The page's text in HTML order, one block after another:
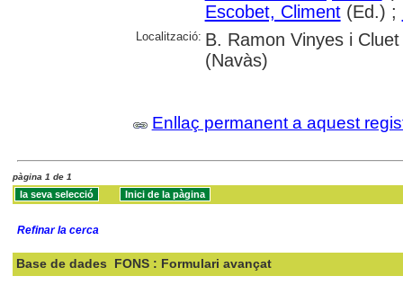
Escobet, Climent(Ed.) ;
Localització: B. Ramon Vinyes i
(Navàs)
Enllaç permanent a aquest
pàgina 1 de 1
Refinar la cerca
Base de dades FONS : Formulari avançat